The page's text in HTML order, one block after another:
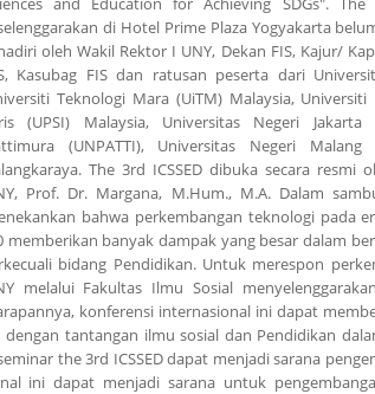
di Hotel Prime Plaza Yogyakarta
oleh Wakil Rektor I UNY, Dekan FIS, Kajur/
Kasubag FIS dan ratusan peserta dari
Teknologi Mara (UiTM) Malaysia, Universiti
(UPSI) Malaysia, Universitas Negeri Jakarta
(UNPATTI), Universitas Negeri Malang
The 3rd ICSSED dibuka secara resmi
Prof. Dr. Margana, M.Hum., M.A. Dalam
bahwa perkembangan teknologi pada
memberikan banyak dampak yang besar dalam
bidang Pendidikan. Untuk merespon
melalui Fakultas Ilmu Sosial
konferensi internasional ini dapat
tantangan ilmu sosial dan Pendidikan
the 3rd ICSSED dapat menjadi sarana
ini dapat menjadi sarana untuk